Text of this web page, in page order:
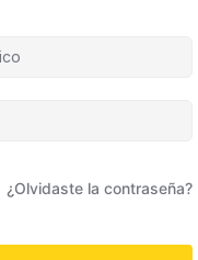
¿Olvidaste la contraseña?